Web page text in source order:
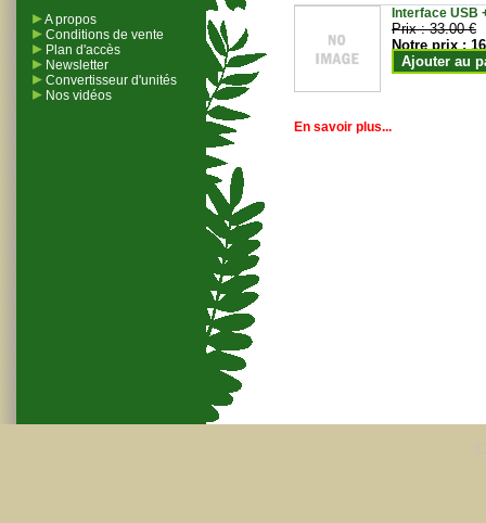
A propos
Conditions de vente
Plan d'accès
Newsletter
Convertisseur d'unités
Nos vidéos
Interface USB
Prix :33.00 €
Notre prix :
Ajouter au
En savoir plus...